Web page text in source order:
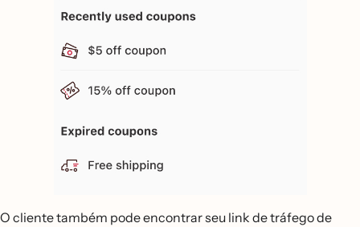
O cliente também pode encontrar seu link de tráfego de